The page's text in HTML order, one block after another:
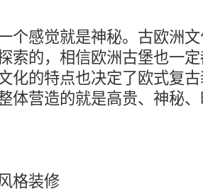
感觉就是神秘。古欧洲文
索的，相信欧洲古堡也一
化的特点也决定了欧式复
体营造的就是高贵、神秘
格装修